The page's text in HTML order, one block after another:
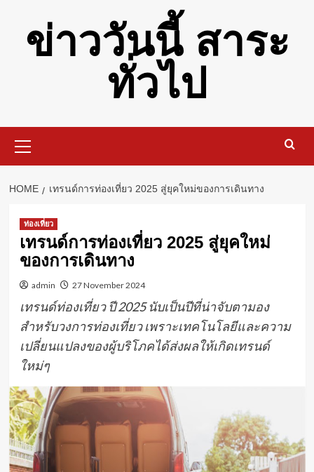
contentข่าววันนี้ สาระ
ทั่วไป
Menu
HOME เทรนด์การท่องเที่ยว 2025 สู่ยุคใหม่ของการเดินทาง
ท่องเที่ยว
เทรนด์การท่องเที่ยว 2025 สู่ยุคใหม่
ของการเดินทาง
admin 27 November 2024
เทรนด์ท่องเที่ยว ปี 2025 นับเป็นปีที่น่าจับตามอง
สำหรับวงการท่องเที่ยว เพราะเทคโนโลยีและความ
เปลี่ยนแปลงของผู้บริโภคได้ส่งผลให้เกิดเทรนด์
ใหม่ๆ